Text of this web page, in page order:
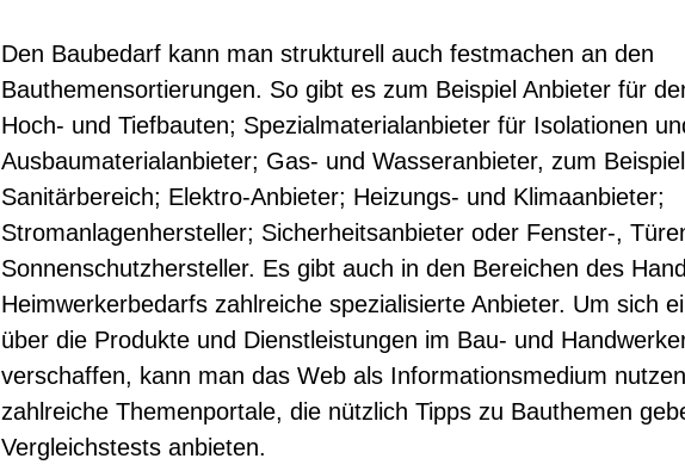
Den Baubedarf kann man strukturell auch festmachen an den
Bauthemensortierungen. So gibt es zum Beispiel Anbieter für
Hoch- und Tiefbauten; Spezialmaterialanbieter für Isolationen
Ausbaumaterialanbieter; Gas- und Wasseranbieter, zum
Sanitärbereich; Elektro-Anbieter; Heizungs- und Klimaanbieter;
Stromanlagenhersteller; Sicherheitsanbieter oder Fenster-,
Sonnenschutzhersteller. Es gibt auch in den Bereichen des
Heimwerkerbedarfs zahlreiche spezialisierte Anbieter. Um sich
über die Produkte und Dienstleistungen im Bau- und
verschaffen, kann man das Web als Informationsmedium
zahlreiche Themenportale, die nützlich Tipps zu Bauthemen
Vergleichstests anbieten.